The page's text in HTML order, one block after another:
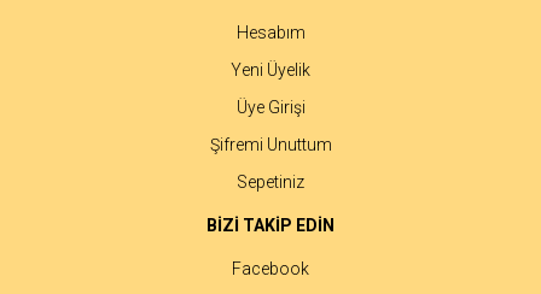
Hesabım
Yeni Üyelik
Üye Girişi
Şifremi Unuttum
Sepetiniz
BİZİ TAKİP EDİN
Facebook